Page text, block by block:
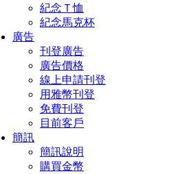
紀念Ｔ恤
紀念馬克杯
廣告
刊登廣告
廣告價格
線上申請刊登
用雅幣刊登
免費刊登
目前客戶
簡訊
簡訊說明
購買金幣